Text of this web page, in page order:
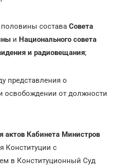
состава Совета
и Национального совета
и радиовещания;
представления о
освобождении от должности
актов Кабинета Министров
Конституции с
в Конституционный Суд